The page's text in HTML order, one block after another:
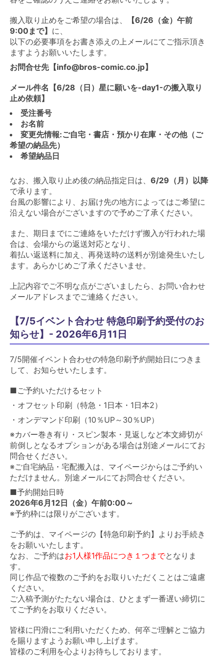
搬入取り止めをご希望の場合は、
【6/26（金）午前
9:00まで】 に、
以下の必要事項をお書き添えの上メールにてご指示頂き
ますようお願いいたします。
お問合せ先【info@bros-comic.co.jp】
メール件名【6/28（日）星に願いを-day1-の搬入取り
止め依頼】
受注番号
お名前
変更先情報:ご自宅・書店・預かり在庫・その他（ご
希望の納品先）
希望納品日
なお、搬入取り止め後の納品指定日は、 6/29（月）以降
で承ります。
台風の影響により、お届け先の地方によってはご希望に
沿えない場合がございますので予めご了承ください。
また、期日までにご連絡をいただけず搬入が行われた場
合は、会場からの返送対応となり、
着払い返送料に加え、再発送時の送料が別途発生いたし
ます。あらかじめご了承くださいませ。
上記内容でご不明な点がございましたら、お問い合わせ
メールアドレスまでご連絡ください。
【7/5イベント合わせ 特急印刷予約受付のお
知らせ】- 2026年6月11日
7/5開催イベント合わせの特急印刷予約開始日につきま
して、お知らせいたします。
■ご予約いただけるセット
・オフセット印刷（特急・1日本・1日本2）
・オンデマンド印刷（10％UP～30％UP）
※カバー巻き有り・スピン製本・見返しなど本文締切が
前倒しとなるオプションがある場合は別途メールにてお
問合せください。
※ご自宅納品・宅配搬入は、マイページからはご予約い
ただけません。別途メールにてお問合せください。
■予約開始日時
2026年6月12日（金）午前0:00～
※予約枠には限りがございます。
ご予約は、マイページの【特急印刷予約】よりお手続き
をお願いいたします。
なお、ご予約はお1人様1作品につき１つまでとなりま
す。
同じ作品で複数のご予約をお取りいただくことはご遠慮
ください。
ご入稿予測がたたない場合は、ひとまず一番遅い締切に
てご予約をお取りください。
皆様に円滑にご利用いただくため、何卒ご理解とご協力
を賜りますようお願い申し上げます。
皆様のご利用を心よりお待ちしております。